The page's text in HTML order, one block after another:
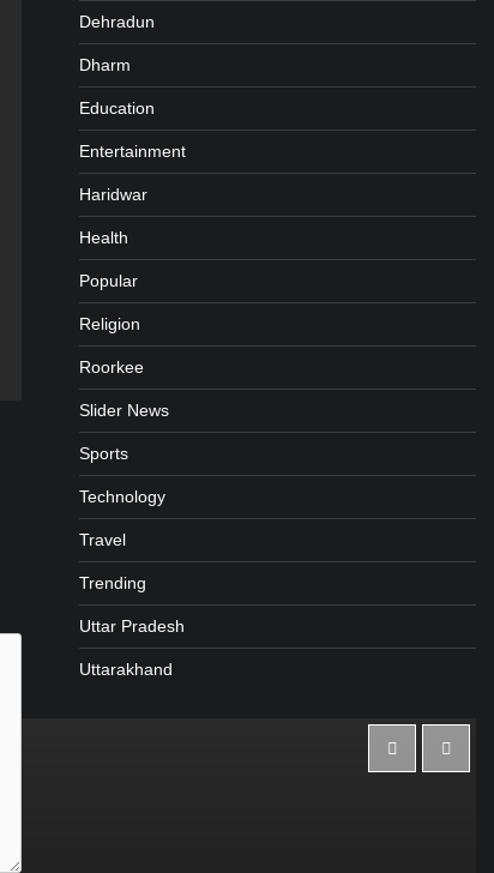
Dehradun
Dharm
Education
Entertainment
Haridwar
Health
Popular
Religion
Roorkee
Slider News
Sports
Technology
Travel
Trending
Uttar Pradesh
Uttarakhand